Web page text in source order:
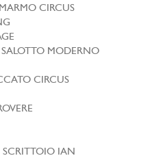
CIRCUS
MODERNO
CIRCUS
SCRITTOIO IAN